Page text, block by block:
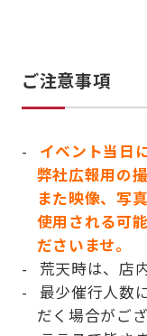
ご注意事項
イベント当日
弊社広報用の
また映像、写
使用される可
ださいませ。
荒天時は、店
最少催行人数
だく場合がござ